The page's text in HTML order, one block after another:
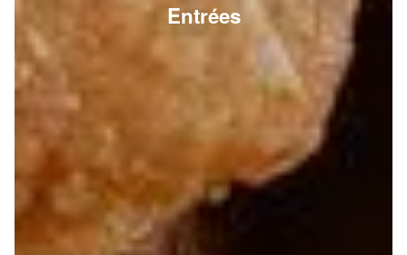
Entrées